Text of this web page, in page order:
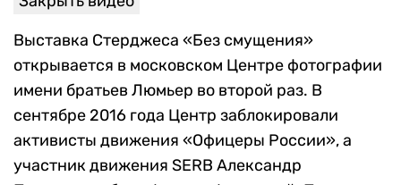
Выставка Стерджеса «Без смущения»
открывается в московском Центре фотографии
имени братьев Люмьер во второй раз. В
сентябре 2016 года Центр заблокировали
активисты движения «Офицеры России», а
участник движения SERB Александр